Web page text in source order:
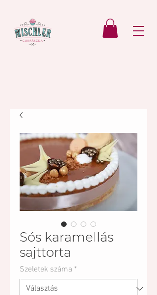
Sós karamellás
sajttorta
Szeletek száma *